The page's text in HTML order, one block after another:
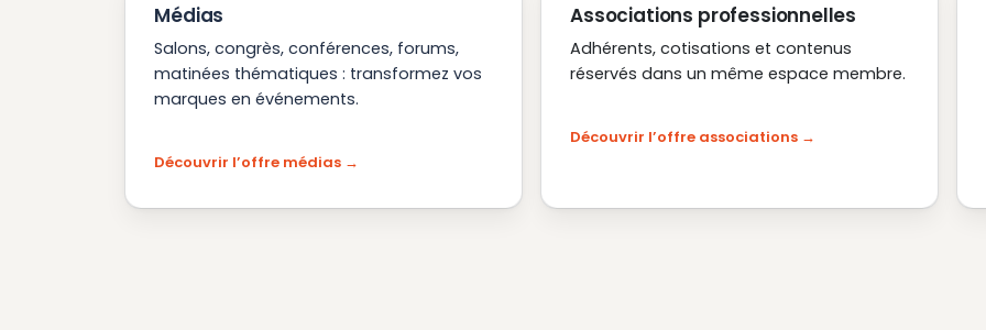
Médias
Salons, congrès, conférences, forums,
matinées thématiques : transformez vos
marques en événements.
Découvrir l’offre médias
Associations professionnelles
Adhérents, cotisations et contenus
réservés dans un même espace membre.
Découvrir l’offre associations